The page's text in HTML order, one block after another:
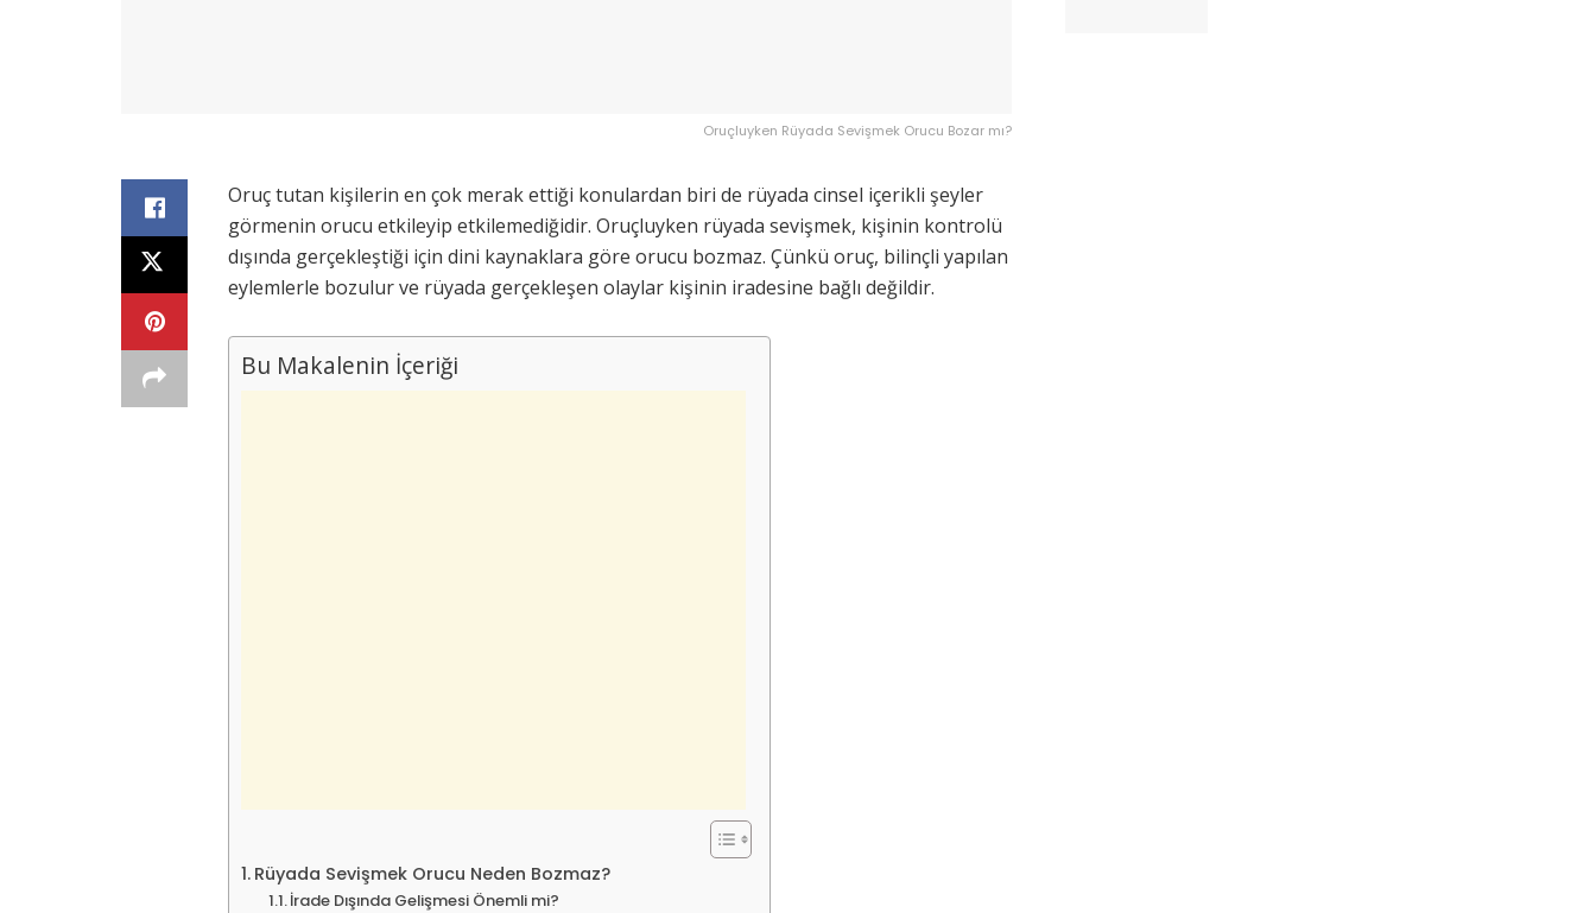
Oruçluyken Rüyada Sevişmek Orucu Bozar mı?
Oruç tutan kişilerin en çok merak ettiği konulardan biri de rüyada cinsel içerikli şeyler
görmenin orucu etkileyip etkilemediğidir. Oruçluyken rüyada sevişmek, kişinin kontrolü
dışında gerçekleştiği için dini kaynaklara göre orucu bozmaz. Çünkü oruç, bilinçli yapılan
eylemlerle bozulur ve rüyada gerçekleşen olaylar kişinin iradesine bağlı değildir.
Bu Makalenin İçeriği
Rüyada Sevişmek Orucu Neden Bozmaz?
İrade Dışında Gelişmesi Önemli mi?